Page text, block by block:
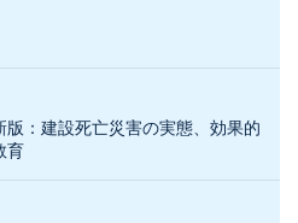
版：建設死亡災害の実態、効果的
育